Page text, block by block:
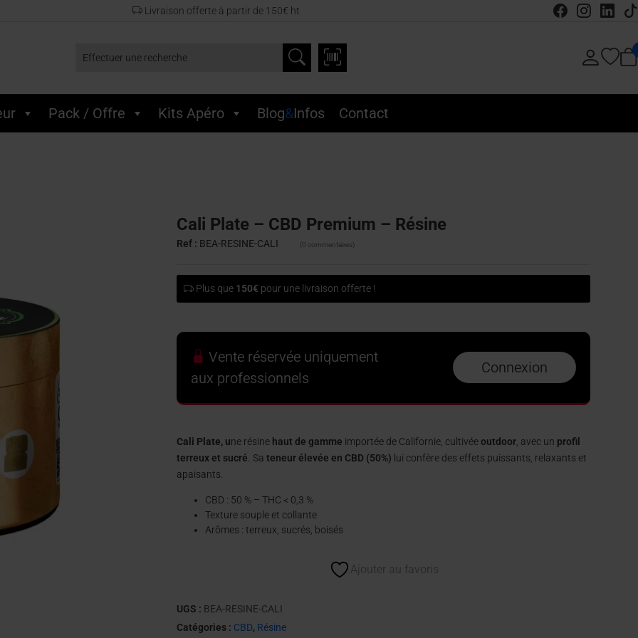
Livraison offerte à partir de 150€ ht
Effectuer une recherche
Pack / Offre Kits Apéro Blog&Infos Contact
Cali Plate – CBD Premium – Résine
Ref : BEA-RESINE-CALI (0 commentaires)
Plus que 150€ pour une livraison offerte !
Vente réservée uniquement
aux professionnels
Connexion
Cali Plate, une résine haut de gamme importée de Californie, cultivée outdoor, avec un profil
terreux et sucré. Sateneur élevée en CBD (50%) lui confère des effets puissants, relaxants et
apaisants.
CBD : 50 % – THC < 0,3 %
Texture souple et collante
Arômes : terreux, sucrés, boisés
Ajouter au favoris
UGS : BEA-RESINE-CALI
Catégories : CBD, Résine